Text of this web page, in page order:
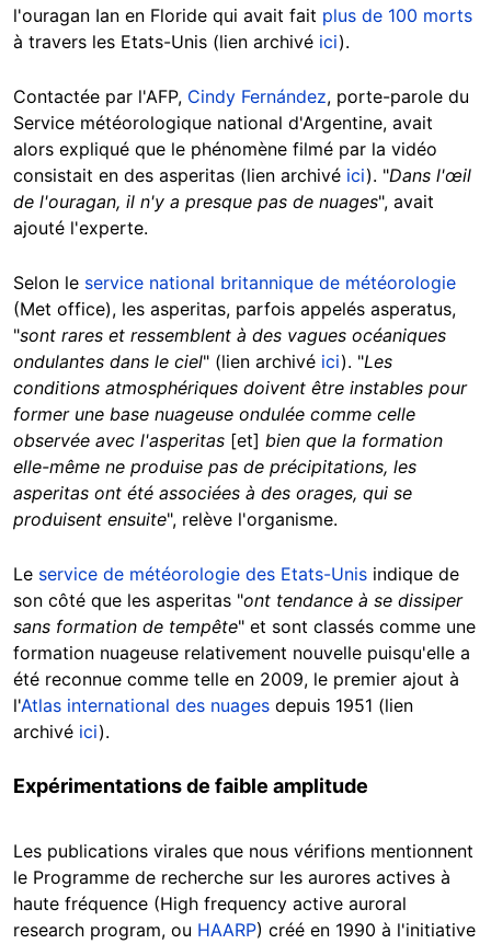
l'ouragan Ian en Floride qui avait fait plus de 100 morts
à travers les Etats-Unis (lien archivé ici).
Contactée par l'AFP, Cindy Fernández, porte-parole du
Service météorologique national d'Argentine, avait
alors expliqué que le phénomène filmé par la vidéo
consistait en des asperitas (lien archivé ici). "Dans l'œil
de l'ouragan, il n'y a presque pas de nuages", avait
ajouté l'experte.
Selon le service national britannique de météorologie
(Met office), les asperitas, parfois appelés asperatus,
"sont rares et ressemblent à des vagues océaniques
ondulantes dans le ciel" (lien archivé ici). "Les
conditions atmosphériques doivent être instables pour
former une base nuageuse ondulée comme celle
observée avec l'asperitas [et] bien que la formation
elle-même ne produise pas de précipitations, les
asperitas ont été associées à des orages, qui se
produisent ensuite", relève l'organisme.
Le service de météorologie des Etats-Unis indique de
son côté que les asperitas "ont tendance à se dissiper
sans formation de tempête" et sont classés comme une
formation nuageuse relativement nouvelle puisqu'elle a
été reconnue comme telle en 2009, le premier ajout à
l'Atlas international des nuages depuis 1951 (lien
archivé ici).
Expérimentations de faible amplitude
Les publications virales que nous vérifions mentionnent
le Programme de recherche sur les aurores actives à
haute fréquence (High frequency active auroral
research program, ou HAARP) créé en 1990 à l'initiative